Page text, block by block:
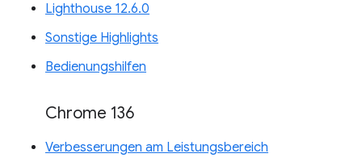
Lighthouse 12.6.0
Sonstige Highlights
Bedienungshilfen
Chrome 136
Verbesserungen am Leistungsbereich